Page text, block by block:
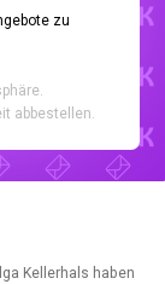
zu
abbestellen.
Kellerhals haben